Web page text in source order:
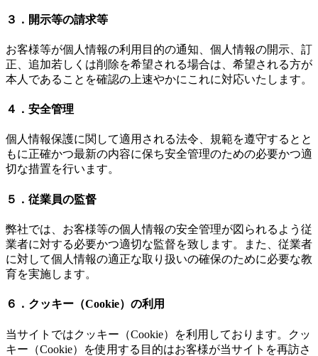
３．開示等の請求等
お客様等が個人情報の利用目的の通知、個人情報の開示、訂
正、追加若しくは削除を希望される場合は、希望される方が
本人であることを確認の上速やかにこれに対応いたします。
４．安全管理
個人情報保護に関して適用される法令、規範を遵守するとと
もに正確かつ最新の内容に保ち安全管理のための必要かつ適
切な措置を行います。
５．従業員の監督
弊社では、お客様等の個人情報の安全管理が図られるよう従
業者に対する必要かつ適切な監督を致します。また、従業者
に対して個人情報の適正な取り扱いの確保のために必要な教
育を実施します。
６．クッキー（Cookie）の利用
当サイトではクッキー（Cookie）を利用しております。クッ
キー（Cookie）を使用する目的はお客様が当サイトを再訪さ